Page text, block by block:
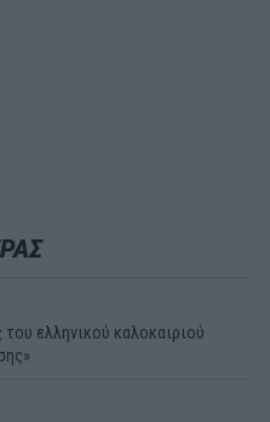
του ελληνικού καλοκαιριού